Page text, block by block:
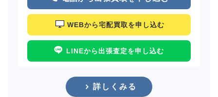
WEBから宅配買取を申し込む
LINEから出張査定を申し込む
詳しくみる